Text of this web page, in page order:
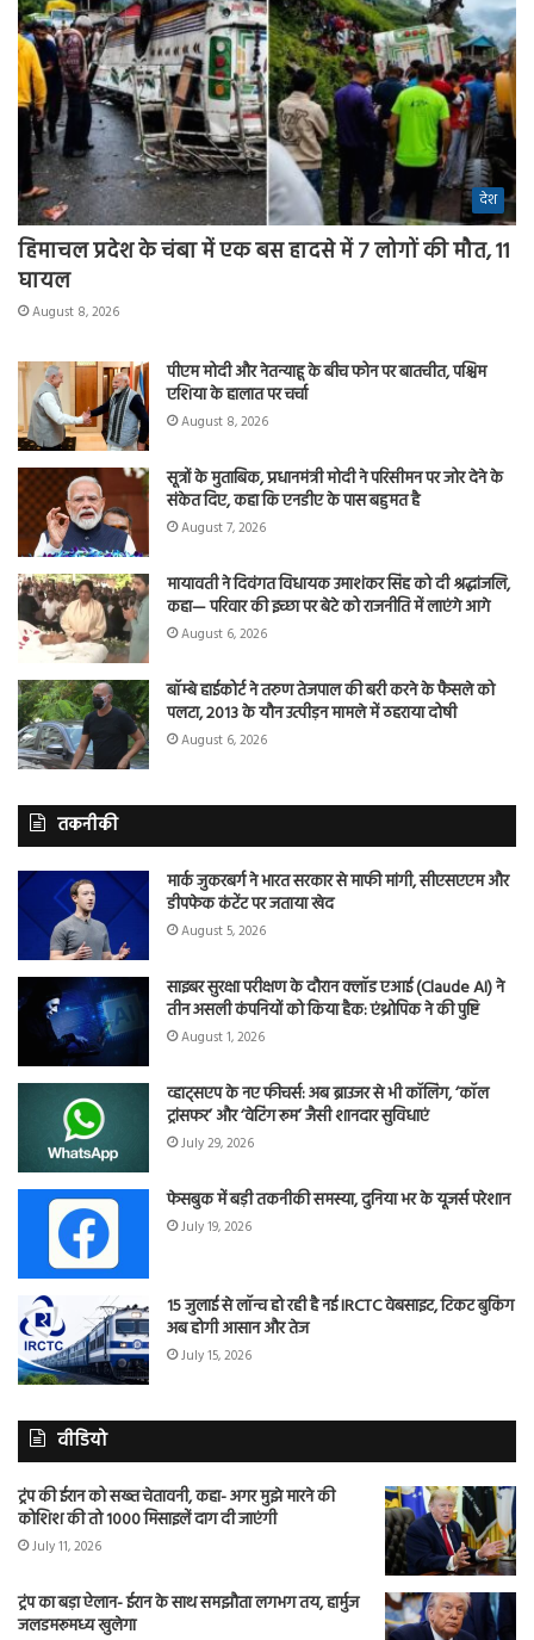
देश
हिमाचल प्रदेश के चंबा में एक बस हादसे में 7 लोगों की मौत, 11
घायल
August 8, 2026
पीएम मोदी और नेतन्याहू के बीच फोन पर बातचीत, पश्चिम
एशिया के हालात पर चर्चा
August 8, 2026
सूत्रों के मुताबिक, प्रधानमंत्री मोदी ने परिसीमन पर जोर देने के
संकेत दिए, कहा कि एनडीए के पास बहुमत है
August 7, 2026
मायावती ने दिवंगत विधायक उमाशंकर सिंह को दी श्रद्धांजलि,
कहा— परिवार की इच्छा पर बेटे को राजनीति में लाएंगे आगे
August 6, 2026
बॉम्बे हाईकोर्ट ने तरुण तेजपाल की बरी करने के फैसले को
पलटा, 2013 के यौन उत्पीड़न मामले में ठहराया दोषी
August 6, 2026
तकनीकी
मार्क जुकरबर्ग ने भारत सरकार से माफी मांगी, सीएसएएम और
डीपफेक कंटेंट पर जताया खेद
August 5, 2026
साइबर सुरक्षा परीक्षण के दौरान क्लॉड एआई (Claude AI) ने
तीन असली कंपनियों को किया हैक: एंथ्रोपिक ने की पुष्टि
August 1, 2026
व्हाट्सएप के नए फीचर्स: अब ब्राउजर से भी कॉलिंग, ‘कॉल
ट्रांसफर’ और ‘वेटिंग रूम’ जैसी शानदार सुविधाएं
July 29, 2026
फेसबुक में बड़ी तकनीकी समस्या, दुनिया भर के यूजर्स परेशान
July 19, 2026
15 जुलाई से लॉन्च हो रही है नई IRCTC वेबसाइट, टिकट बुकिंग
अब होगी आसान और तेज
July 15, 2026
वीडियो
ट्रंप की ईरान को सख्त चेतावनी, कहा- अगर मुझे मारने की
कोशिश की तो 1000 मिसाइलें दाग दी जाएंगी
July 11, 2026
ट्रंप का बड़ा ऐलान- ईरान के साथ समझौता लगभग तय, हार्मुज
जलडमरूमध्य खुलेगा